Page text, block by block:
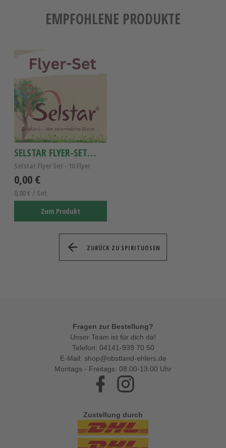
EMPFOHLENE PRODUKTE
SELSTAR FLYER-SET 10ST
Selstar Flyer Set - 10 Flyer
0,00 €
0,00 € / Set
Zum Produkt
ZURÜCK ZU SPIRITUOSEN
Fragen zur Bestellung?
Unser Team ist für dich da!
Telefon: 04141-939 70 50
E-Mail: shop@obstland-ehlers.de
Montags - Freitags: 08:00-13:00 Uhr
Facebook
Zustellung durch